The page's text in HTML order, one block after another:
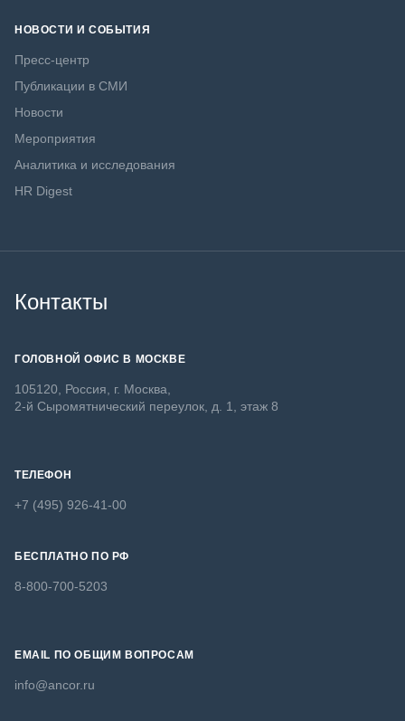
НОВОСТИ И СОБЫТИЯ
Пресс-центр
Публикации в СМИ
Новости
Мероприятия
Аналитика и исследования
HR Digest
Контакты
ГОЛОВНОЙ ОФИС В МОСКВЕ
105120, Россия, г. Москва,
2-й Сыромятнический переулок, д. 1, этаж 8
ТЕЛЕФОН
+7 (495) 926-41-00
БЕСПЛАТНО ПО РФ
8-800-700-5203
EMAIL ПО ОБЩИМ ВОПРОСАМ
info@ancor.ru